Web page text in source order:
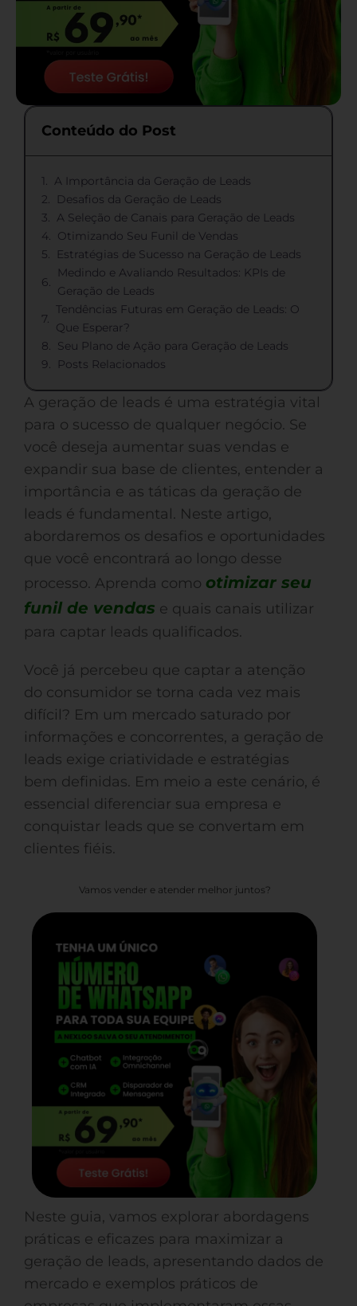
Conteúdo do Post
A Importância da Geração de Leads
Desafios da Geração de Leads
A Seleção de Canais para Geração de Leads
Otimizando Seu Funil de Vendas
Estratégias de Sucesso na Geração de Leads
Medindo e Avaliando Resultados: KPIs de
Geração de Leads
Tendências Futuras em Geração de Leads: O
Que Esperar?
Seu Plano de Ação para Geração de Leads
Posts Relacionados
A geração de leads é uma estratégia vital
para o sucesso de qualquer negócio. Se
você deseja aumentar suas vendas e
expandir sua base de clientes, entender a
importância e as táticas da geração de
leads é fundamental. Neste artigo,
abordaremos os desafios e oportunidades
que você encontrará ao longo desse
processo. Aprenda como otimizar seu
funil de vendas e quais canais utilizar
para captar leads qualificados.
Você já percebeu que captar a atenção
do consumidor se torna cada vez mais
difícil? Em um mercado saturado por
informações e concorrentes, a geração de
leads exige criatividade e estratégias
bem definidas. Em meio a este cenário, é
essencial diferenciar sua empresa e
conquistar leads que se convertam em
clientes fiéis.
Vamos vender e atender melhor juntos?
Neste guia, vamos explorar abordagens
práticas e eficazes para maximizar a
geração de leads, apresentando dados de
mercado e exemplos práticos de